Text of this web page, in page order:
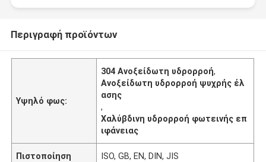
Περιγραφή προϊόντων
Υψηλό φως:
304 Ανοξείδωτη υδρορροή,
Ανοξείδωτη υδρορροή ψυχρής έλ
ασης
,
Χαλύβδινη υδρορροή φωτεινής επ
ιφάνειας
Πιστοποίηση ISO, GB, EN, DIN, JIS